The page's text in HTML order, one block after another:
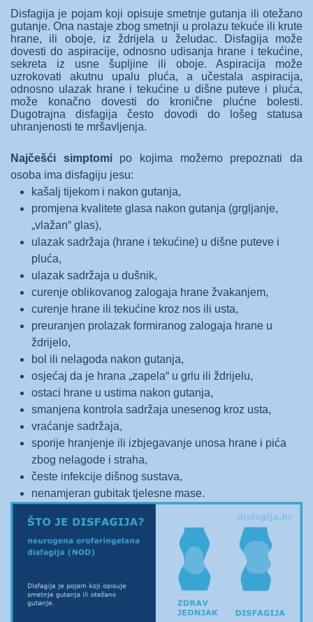
Disfagija je pojam koji opisuje smetnje gutanja ili otežano
gutanje. Ona nastaje zbog smetnji u prolazu tekuće ili krute
hrane, ili oboje, iz ždrijela u želudac. Disfagija može
dovesti do aspiracije, odnosno udisanja hrane i tekućine,
sekreta iz usne šupljine ili oboje. Aspiracija može
uzrokovati akutnu upalu pluća, a učestala aspiracija,
odnosno ulazak hrane i tekućine u dišne puteve i pluća,
može konačno dovesti do kronične plućne bolesti.
Dugotrajna disfagija često dovodi do lošeg statusa
uhranjenosti te mršavljenja.
Najčešći simptomipo kojima možemo prepoznati da
osoba ima disfagiju jesu:
kašalj tijekom i nakon gutanja,
promjena kvalitete glasa nakon gutanja (grgljanje,
„vlažan“ glas),
ulazak sadržaja (hrane i tekućine) u dišne puteve i
pluća,
ulazak sadržaja u dušnik,
curenje oblikovanog zalogaja hrane žvakanjem,
curenje hrane ili tekućine kroz nos ili usta,
preuranjen prolazak formiranog zalogaja hrane u
ždrijelo,
bol ili nelagoda nakon gutanja,
osjećaj da je hrana „zapela“ u grlu ili ždrijelu,
ostaci hrane u ustima nakon gutanja,
smanjena kontrola sadržaja unesenog kroz usta,
vraćanje sadržaja,
sporije hranjenje ili izbjegavanje unosa hrane i pića
zbog nelagode i straha,
česte infekcije dišnog sustava,
nenamjeran gubitak tjelesne mase.